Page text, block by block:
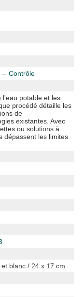
-- Contrôle
l'eau potable et les
procédé détaille les
de
existantes. Avec
ou solutions à
dépassent les limites
blanc / 24 x 17 cm